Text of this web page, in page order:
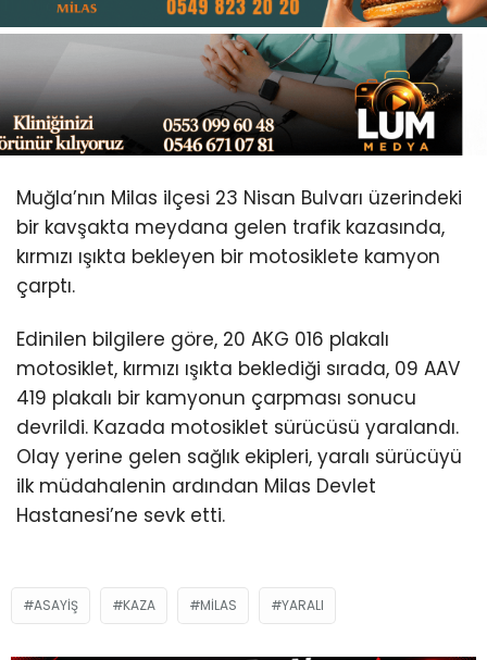
Muğla’nın Milas ilçesi 23 Nisan Bulvarı üzerindeki
bir kavşakta meydana gelen trafik kazasında,
kırmızı ışıkta bekleyen bir motosiklete kamyon
çarptı.
Edinilen bilgilere göre, 20 AKG 016 plakalı
motosiklet, kırmızı ışıkta beklediği sırada, 09 AAV
419 plakalı bir kamyonun çarpması sonucu
devrildi. Kazada motosiklet sürücüsü yaralandı.
Olay yerine gelen sağlık ekipleri, yaralı sürücüyü
ilk müdahalenin ardından Milas Devlet
Hastanesi’ne sevk etti.
ASAYIŞ KAZA MILAS YARALI